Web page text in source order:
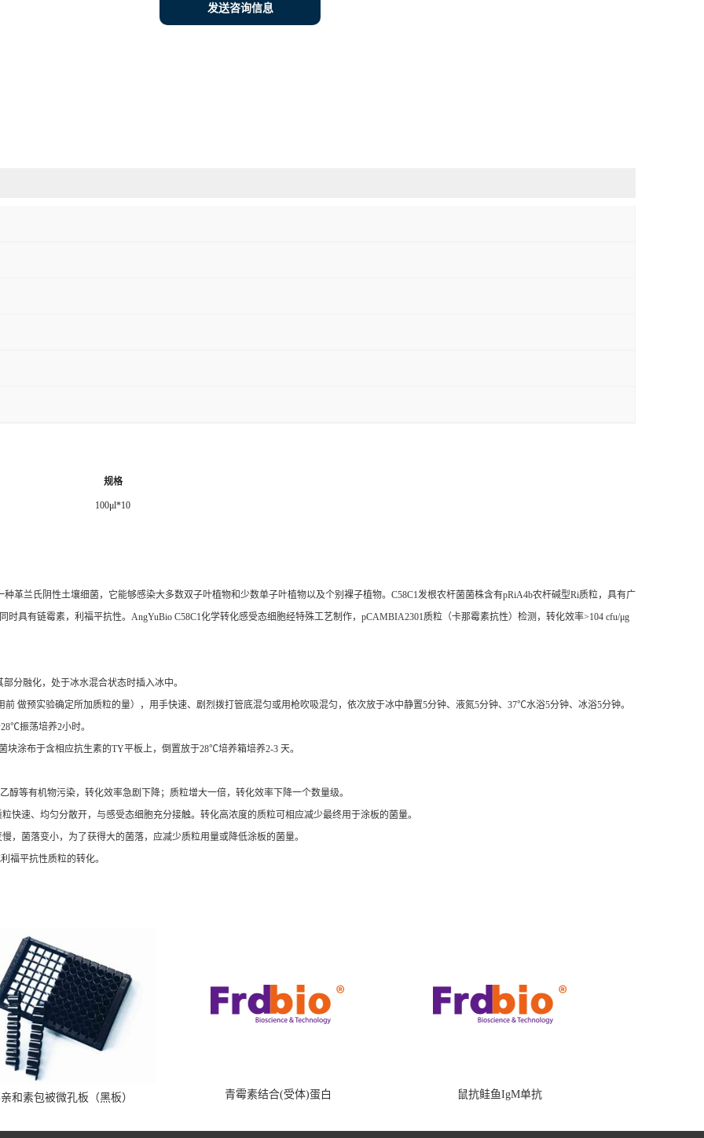
发送咨询信息
规格
100μl*10
种革兰氏阴性土壤细菌，它能够感染大多数双子叶植物和少数单子叶植物以及个别裸子植物。 C58C1发根农杆菌菌株含有pRiA4b农杆碱型Ri质粒，具有广
时具有链霉素，利福平抗性。 AngYuBio C58C1化学转化感受态细胞经特殊工艺制作， pCAMBIA2301质粒（卡那霉素抗性）检测，转化效率>104 cfu/μg
分融化，处于冰水混合状态时插入冰中。
前 做预实验确定所加质粒的量），用手快速、剧烈拨打管底混匀或用枪吹吸混匀，依次放于冰中静置5分钟、液氮5分钟、 37℃水浴5分钟、冰浴5分钟。
28℃振荡培养2小时。
块涂布于含相应抗生素的TY平板上，倒置放于28℃培养箱培养2-3 天。
醇等有机物污染，转化效率急剧下降；质粒增大一倍，转化效率下降一个数量级。
快速、均匀分散开，与感受态细胞充分接触。转化高浓度的质粒可相应减少最终用于涂板的菌量。
，菌落变小，为了获得大的菌落，应减少质粒用量或降低涂板的菌量。
福平抗性质粒的转化。
和素包被微孔板（黑板） 青霉素结合(受体)蛋白 鼠抗鲑鱼IgM单抗